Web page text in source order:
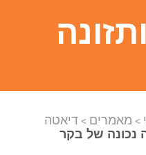
> מאמרים > דיאטה
נכונה של בקר